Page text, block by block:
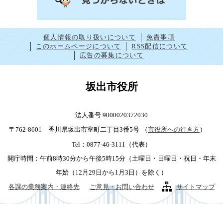
個人情報の取り扱いについて
免責事項
このホームページについて
RSS配信について
広告の募集について
坂出市役所
法人番号 9000020372030
〒762-8601 香川県坂出市室町二丁目3番5号
（市役所への行き方）
Tel：0877-46-3111（代表）
開庁時間：午前8時30分から午後5時15分（土曜日・日曜日・祝日・年末
年始（12月29日から1月3日）を除く）
各課の業務案内・連絡先
ご意見・お問い合わせ サイトマップ